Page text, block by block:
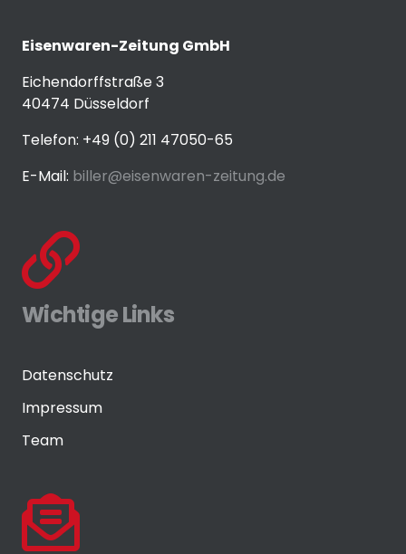
Eisenwaren-Zeitung GmbH
Eichendorffstraße 3
40474 Düsseldorf
Telefon: +49 (0) 211 47050-65
E-Mail: biller@eisenwaren-zeitung.de
Wichtige Links
Datenschutz
Impressum
Team